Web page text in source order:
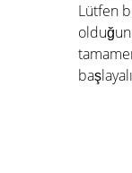
Lütfen